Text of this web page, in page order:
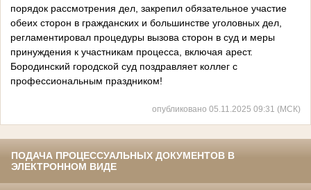
порядок рассмотрения дел, закрепил обязательное участие
обеих сторон в гражданских и большинстве уголовных дел,
регламентировал процедуры вызова сторон в суд и меры
принуждения к участникам процесса, включая арест.
Бородинский городской суд поздравляет коллег с
профессиональным праздником!
опубликовано 05.11.2025 09:31 (МСК)
ПОДАЧА ПРОЦЕССУАЛЬНЫХ ДОКУМЕНТОВ В
ЭЛЕКТРОННОМ ВИДЕ